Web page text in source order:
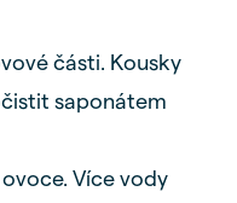
části. Kousky
saponátem
Více vody